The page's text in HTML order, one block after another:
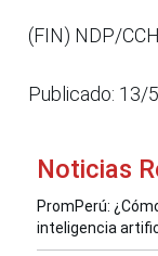
(FIN) NDP/CCH
Publicado: 13/
Noticias
PromPerú:
inteligencia